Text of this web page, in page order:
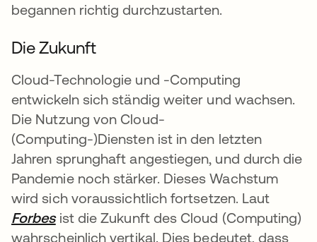
begannen richtig durchzustarten.
Die Zukunft
Cloud-Technologie und -Computing
entwickeln sich ständig weiter und wachsen.
Die Nutzung von Cloud-
(Computing-)Diensten ist in den letzten
Jahren sprunghaft angestiegen, und durch die
Pandemie noch stärker. Dieses Wachstum
wird sich voraussichtlich fortsetzen. Laut
Forbeswird in einer neuen Registerkarte
ist die Zukunft des Cloud (Computing)
wahrscheinlich vertikal. Dies bedeutet, dass